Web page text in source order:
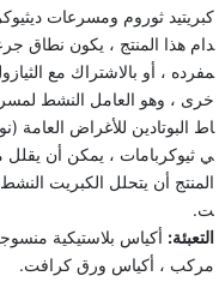
كبريتيد ثوروم ومسرعات
دام هذا المنتج ، يكون نطاق
مفرده ، أو بالاشتراك مع
خرى ، وهو العامل النشط
ي ثيوكربامات ، يمكن أن يقلل
المنتج أن يتحلل الكبريت
ت.
التعبئة:
مركب ، أكياس ورق كرافت.